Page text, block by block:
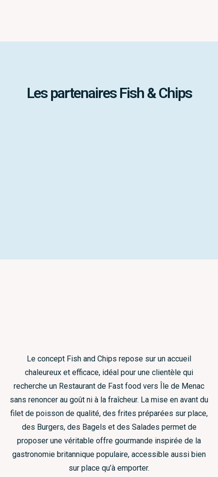
Les partenaires Fish & Chips
Le concept Fish and Chips repose sur un accueil
chaleureux et efficace, idéal pour une clientèle qui
recherche un Restaurant de Fast food vers Île de Menac
sans renoncer au goût ni à la fraîcheur. La mise en avant du
filet de poisson de qualité, des frites préparées sur place,
des Burgers, des Bagels et des Salades permet de
proposer une véritable offre gourmande inspirée de la
gastronomie britannique populaire, accessible aussi bien
sur place qu’à emporter.